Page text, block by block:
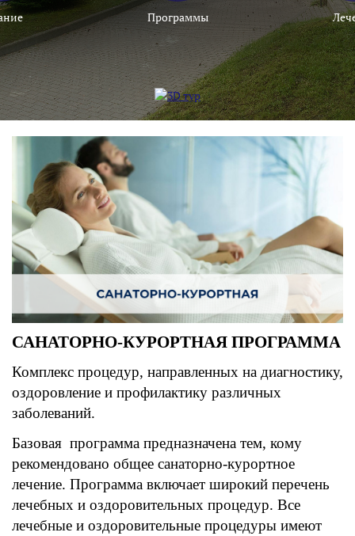
Программы
САНАТОРНО-КУРОРТНАЯ ПРОГРАММА
Комплекс процедур, направленных на диагностику,
оздоровление и профилактику различных
заболеваний.
Базовая программа предназначена тем, кому
рекомендовано общее санаторно-курортное
лечение. Программа включает широкий перечень
лечебных и оздоровительных процедур. Все
лечебные и оздоровительные процедуры имеют